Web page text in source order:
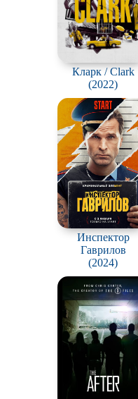
Кларк / Clark
(2022)
Инспектор
Гаврилов
(2024)